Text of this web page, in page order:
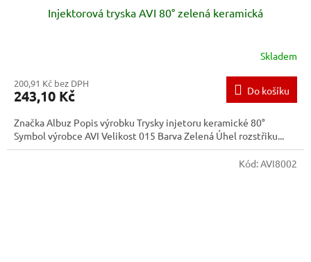
Injektorová tryska AVI 80° zelená keramická
Skladem
200,91 Kč bez DPH
243,10 Kč Do košíku
Značka Albuz Popis výrobku Trysky injetoru keramické 80°
Symbol výrobce AVI Velikost 015 Barva Zelená Úhel rozstřiku...
Kód:AVI8002